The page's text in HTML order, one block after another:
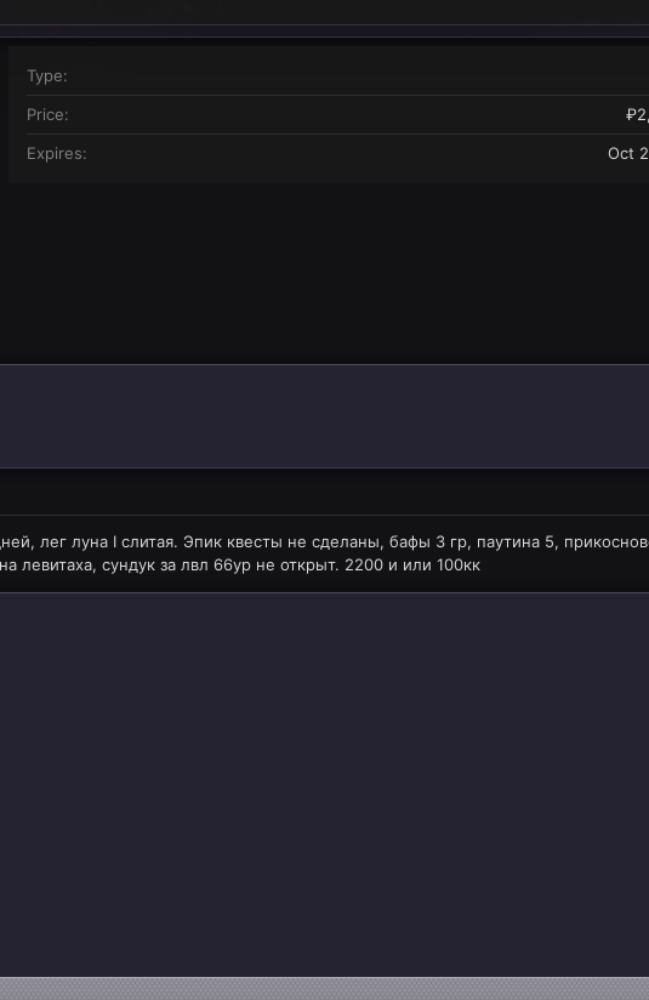
Type
Price
Expires
Oct
лег луна I слитая. Эпик квесты не сделаны, бафы 3 гр, паутина 5,
сундук за лвл 66ур не открыт. 2200 и или 100кк